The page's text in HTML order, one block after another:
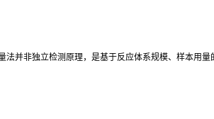
并非独立检测原理，是基于反应体系规模、样本用